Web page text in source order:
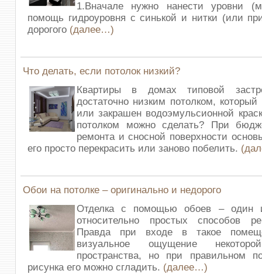
1.Вначале нужно нанести уровни
помощь гидроуровня с синькой и нитки (или
дорогого (далее…)
Что делать, если потолок низкий?
Квартиры в домах типовой
достаточно низким потолком,
или закрашен водоэмульсионной
потолком можно сделать? При
ремонта и сносной поверхности
его просто перекрасить или заново побелить.
Обои на потолке – оригинально и недорого
Отделка с помощью обоев – один
относительно простых способов
Правда при входе в такое
визуальное ощущение
пространства, но при правильном
рисунка его можно сгладить. (далее…)